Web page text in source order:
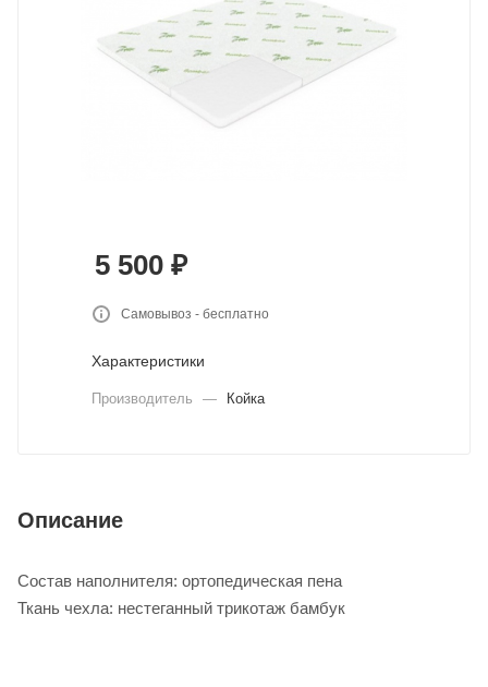
5 500 ₽
Самовывоз - бесплатно
Характеристики
Производитель — Койка
Описание
Состав наполнителя: ортопедическая пена
Ткань чехла: нестеганный трикотаж бамбук